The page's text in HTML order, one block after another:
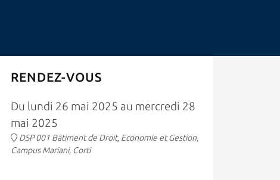
RENDEZ-VOUS
Du lundi 26 mai 2025 au mercredi 28
mai 2025
DSP 001 Bâtiment de Droit, Economie et Gestion,
Campus Mariani, Corti